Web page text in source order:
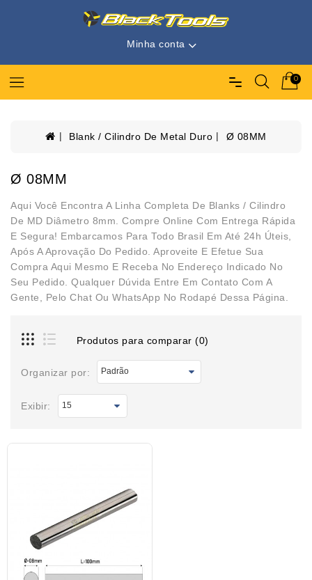
Minha conta
0
Blank / Cilindro De Metal Duro Ø 08MM
Ø 08MM
Aqui Você Encontra A Linha Completa De Blanks / Cilindro
De MD Diâmetro 8mm. Compre Online Com Entrega Rápida
E Segura! Embarcamos Para Todo Brasil Em Até 24h Úteis,
Após A Aprovação Do Pedido. Aproveite E Efetue Sua
Compra Aqui Mesmo E Receba No Endereço Indicado No
Seu Pedido. Qualquer Dúvida Entre Em Contato Com A
Gente, Pelo Chat Ou WhatsApp No Rodapé Dessa Página.
Produtos para comparar (0)
Organizar por:
Exibir: